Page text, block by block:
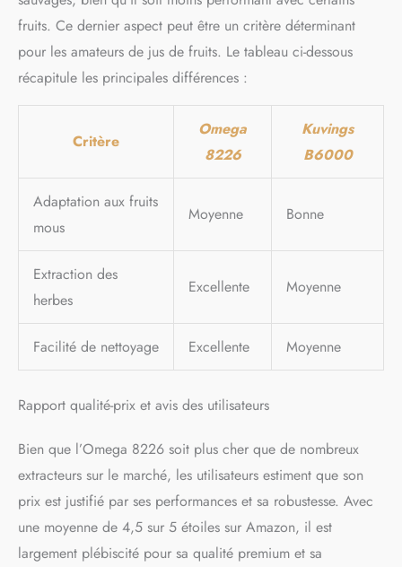
fruits. Ce dernier aspect peut être un critère déterminant
pour les amateurs de jus de fruits. Le tableau ci-dessous
récapitule les principales différences :
Critère
Omega
8226
Kuvings
B6000
Adaptation aux fruits
mous
Moyenne Bonne
Extraction des
herbes
Excellente Moyenne
Facilité de nettoyage Excellente Moyenne
Rapport qualité-prix et avis des utilisateurs
Bien que l’Omega 8226 soit plus cher que de nombreux
extracteurs sur le marché, les utilisateurs estiment que son
prix est justifié par ses performances et sa robustesse. Avec
une moyenne de 4,5 sur 5 étoiles sur Amazon, il est
largement plébiscité pour sa qualité premium et sa